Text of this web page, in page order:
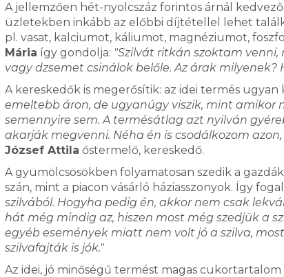
A jellemzően hét-nyolcszáz forintos árnál
üzletekben inkább az előbbi díjtétellel lehet
pl. vasat, kalciumot, káliumot, magnéziumot,
Mária így gondolja: "Szilvát ritkán szoktam
vagy dzsemet csinálok belőle. Az árak milyenek?
A kereskedők is megerősítik: az idei termés
emeltebb áron, de ugyanúgy viszik, mint amikor
semennyire sem. A termésátlag azt nyilván
akarják megvenni. Néha én is csodálkozom
József Attila őstermelő, kereskedő.
A gyümölcsösökben folyamatosan szedik a gazdák
szán, mint a piacon vásárló háziasszonyok. Így
szilvából. Hogyha pedig én, akkor nem csak
hát még mindig az, hiszen most még szedjük a
egyéb események miatt nem volt jó a szilva,
szilvafajták is jók."
Az idei, jó minőségű termést magas